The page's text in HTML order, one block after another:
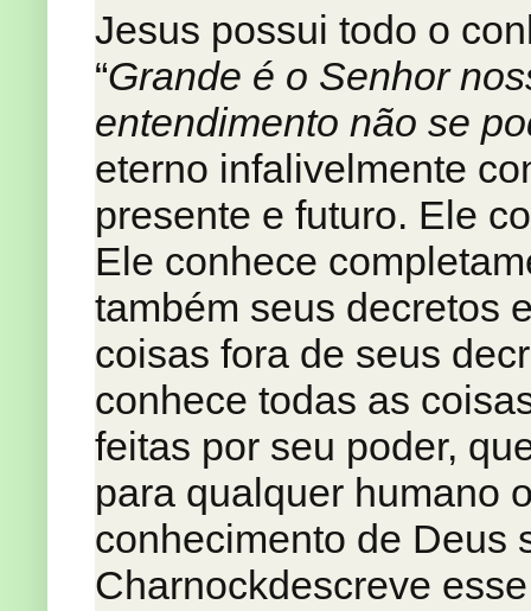
Jesus possui todo o
“Grande é o Senhor
entendimento não se
eterno infalivelmente
presente e futuro. Ele
Ele conhece
também seus decretos
coisas fora de seus
conhece todas as
feitas por seu poder,
para qualquer humano
conhecimento de Deus
Charnockdescreve